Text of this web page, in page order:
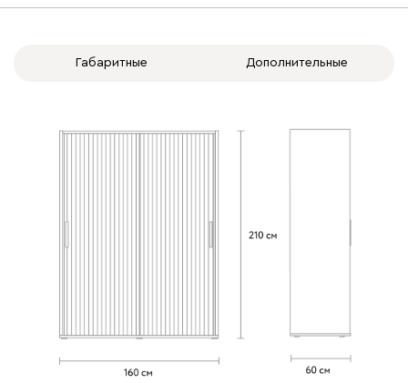
Габаритные Дополнительные